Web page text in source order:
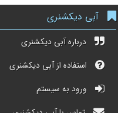
آبی دیکشنری
درباره آبی دیکشنری
استفاده از آبی دیکشنری
ورود به سیستم